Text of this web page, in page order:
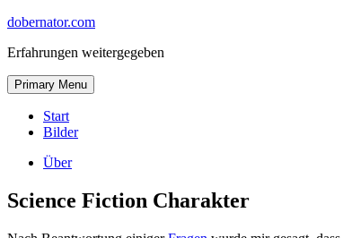
Skip
content
dobernator.com
Erfahrungen weitergegeben
Primary Menu Skip
to
Start
Bilder
Über
Science Fiction Charakter